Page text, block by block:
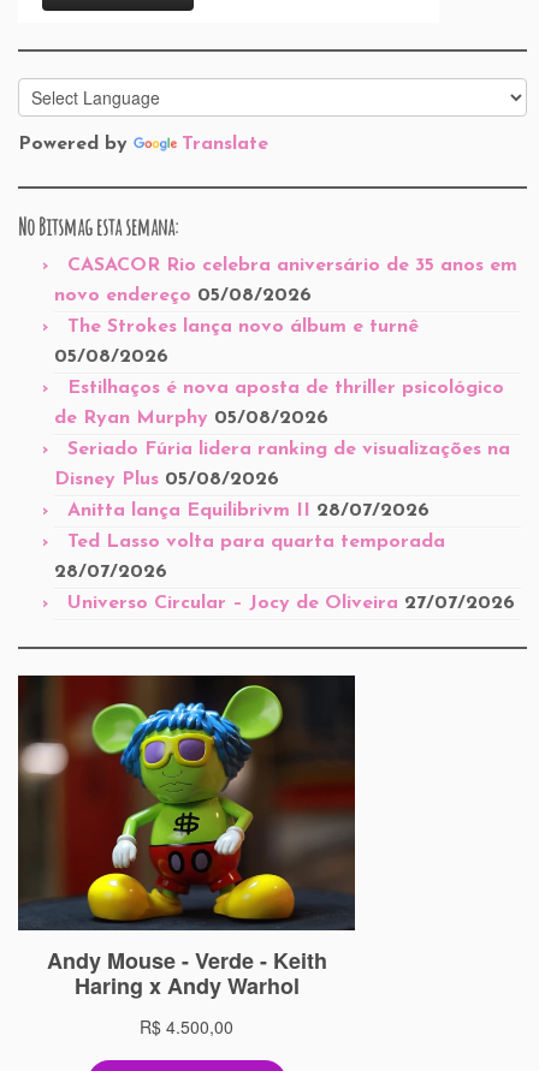
Powered by Translate
No Bitsmag esta semana:
CASACOR Rio celebra aniversário de 35 anos em
novo endereço 05/08/2026
The Strokes lança novo álbum e turnê
05/08/2026
Estilhaços é nova aposta de thriller psicológico
de Ryan Murphy 05/08/2026
Seriado Fúria lidera ranking de visualizações na
Disney Plus 05/08/2026
Anitta lança Equilibrivm II 28/07/2026
Ted Lasso volta para quarta temporada
28/07/2026
Universo Circular – Jocy de Oliveira 27/07/2026